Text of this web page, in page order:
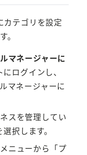
テゴリを設定
。
マネージャーに
ログインし、
マネージャーに
スを管理してい
択します。
ニューから「プ